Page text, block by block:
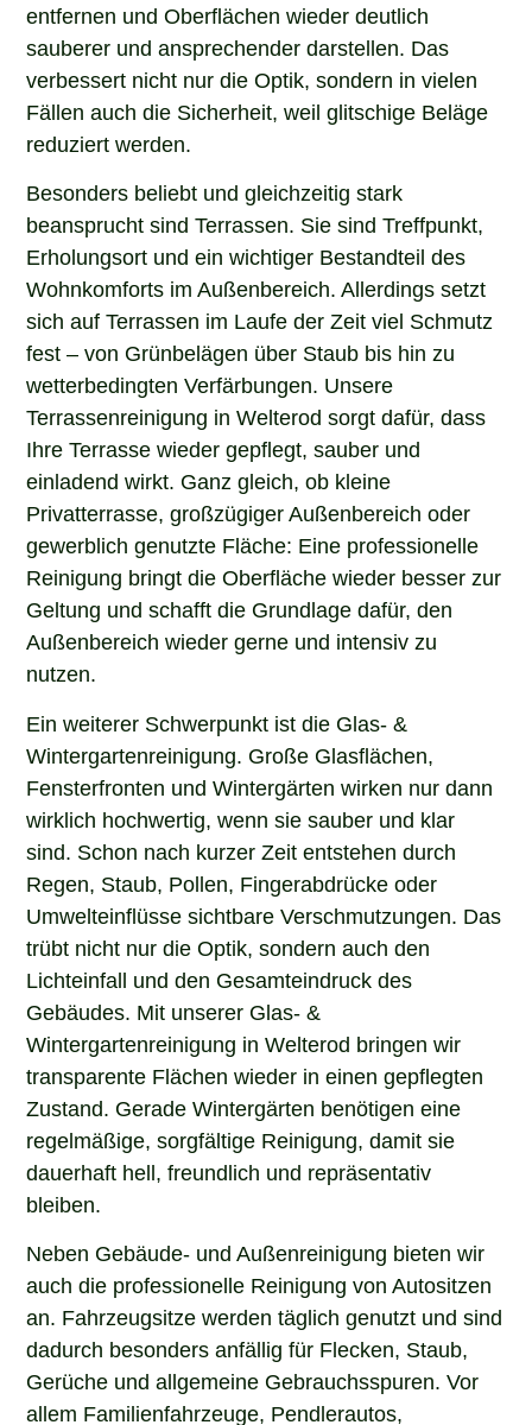
entfernen und Oberflächen wieder deutlich
sauberer und ansprechender darstellen. Das
verbessert nicht nur die Optik, sondern in vielen
Fällen auch die Sicherheit, weil glitschige Beläge
reduziert werden.
Besonders beliebt und gleichzeitig stark
beansprucht sind Terrassen. Sie sind Treffpunkt,
Erholungsort und ein wichtiger Bestandteil des
Wohnkomforts im Außenbereich. Allerdings setzt
sich auf Terrassen im Laufe der Zeit viel Schmutz
fest – von Grünbelägen über Staub bis hin zu
wetterbedingten Verfärbungen. Unsere
Terrassenreinigung in Welterod sorgt dafür, dass
Ihre Terrasse wieder gepflegt, sauber und
einladend wirkt. Ganz gleich, ob kleine
Privatterrasse, großzügiger Außenbereich oder
gewerblich genutzte Fläche: Eine professionelle
Reinigung bringt die Oberfläche wieder besser zur
Geltung und schafft die Grundlage dafür, den
Außenbereich wieder gerne und intensiv zu
nutzen.
Ein weiterer Schwerpunkt ist die Glas- &
Wintergartenreinigung. Große Glasflächen,
Fensterfronten und Wintergärten wirken nur dann
wirklich hochwertig, wenn sie sauber und klar
sind. Schon nach kurzer Zeit entstehen durch
Regen, Staub, Pollen, Fingerabdrücke oder
Umwelteinflüsse sichtbare Verschmutzungen. Das
trübt nicht nur die Optik, sondern auch den
Lichteinfall und den Gesamteindruck des
Gebäudes. Mit unserer Glas- &
Wintergartenreinigung in Welterod bringen wir
transparente Flächen wieder in einen gepflegten
Zustand. Gerade Wintergärten benötigen eine
regelmäßige, sorgfältige Reinigung, damit sie
dauerhaft hell, freundlich und repräsentativ
bleiben.
Neben Gebäude- und Außenreinigung bieten wir
auch die professionelle Reinigung von Autositzen
an. Fahrzeugsitze werden täglich genutzt und sind
dadurch besonders anfällig für Flecken, Staub,
Gerüche und allgemeine Gebrauchsspuren. Vor
allem Familienfahrzeuge, Pendlerautos,